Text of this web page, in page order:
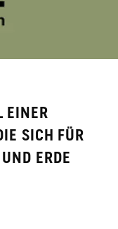
EINER
SICH FÜR
ERDE